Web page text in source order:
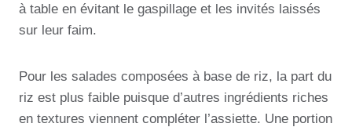
à table en évitant le gaspillage et les invités laissés
sur leur faim.
Pour les salades composées à base de riz, la part du
riz est plus faible puisque d’autres ingrédients riches
en textures viennent compléter l’assiette. Une portion